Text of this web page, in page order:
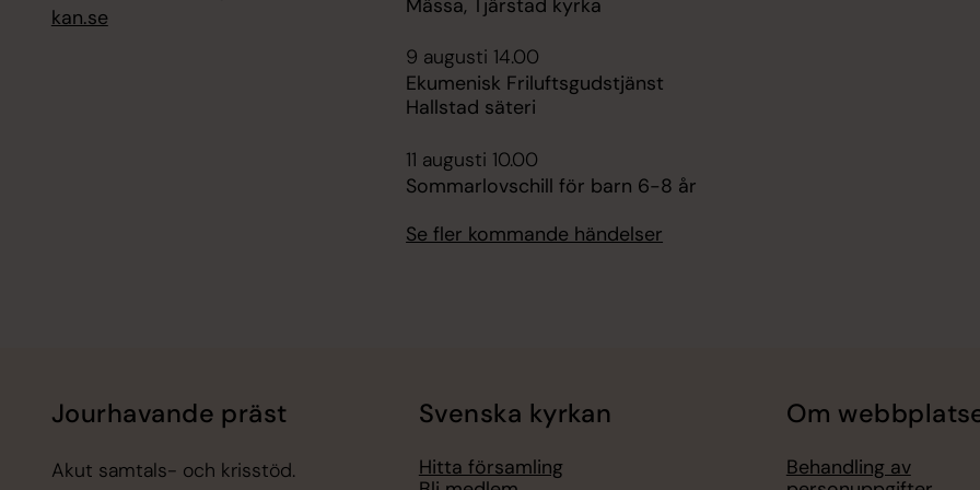
kan.se
Mässa, Tjärstad kyrka
9 augusti 14.00
Ekumenisk Friluftsgudstjänst
Hallstad säteri
11 augusti 10.00
Sommarlovschill för barn 6-8 år
Se fler kommande händelser
Jourhavande präst
Akut samtals- och krisstöd.
Svenska kyrkan
Hitta församling
Om
Behandling av